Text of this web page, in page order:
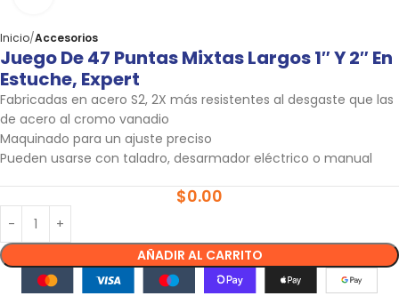
Inicio Accesorios
Juego De 47 Puntas Mixtas Largos 1″ Y 2″ En
Estuche, Expert
Fabricadas en acero S2, 2X más resistentes al desgaste que las
de acero al cromo vanadio
Maquinado para un ajuste preciso
Pueden usarse con taladro, desarmador eléctrico o manual
$0.00
AÑADIR AL CARRITO